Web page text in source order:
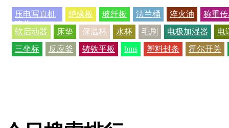
压电写真机
喷头
绝缘板 玻纤板 法兰桶 淬火油
称重
软启动器
床垫 保温杯 水杯 毛刷 电极加湿器
电
三坐标
反应釜 铸铁平板 bms 塑料封条 霍尔开关